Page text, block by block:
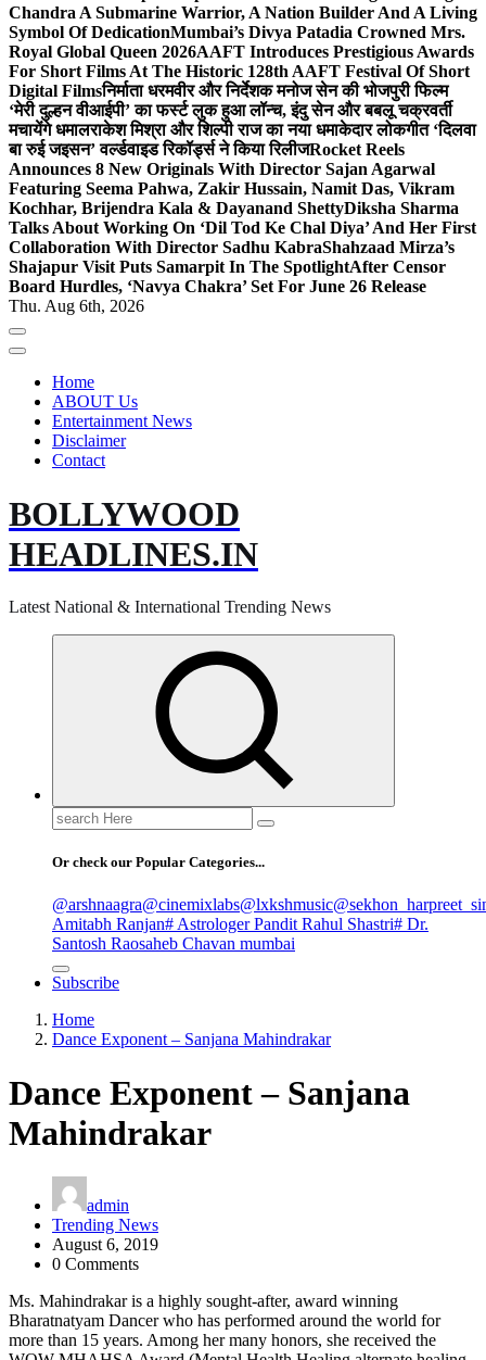
Chandra A Submarine Warrior, A Nation Builder And A Living
Symbol Of DedicationMumbai’s Divya Patadia Crowned Mrs.
Royal Global Queen 2026AAFT Introduces Prestigious Awards
For Short Films At The Historic 128th AAFT Festival Of Short
Digital Filmsनिर्माता धरमवीर और निर्देशक मनोज सेन की भोजपुरी फिल्म
‘मेरी दुल्हन वीआईपी’ का फर्स्ट लुक हुआ लॉन्च, इंदु सेन और बबलू चक्रवर्ती
मचायेंगे धमालराकेश मिश्रा और शिल्पी राज का नया धमाकेदार लोकगीत ‘दिलवा
बा रुई जइसन’ वर्ल्डवाइड रिकॉर्ड्स ने किया रिलीजRocket Reels
Announces 8 New Originals With Director Sajan Agarwal
Featuring Seema Pahwa, Zakir Hussain, Namit Das, Vikram
Kochhar, Brijendra Kala & Dayanand ShettyDiksha Sharma
Talks About Working On ‘Dil Tod Ke Chal Diya’ And Her First
Collaboration With Director Sadhu KabraShahzaad Mirza’s
Shajapur Visit Puts Samarpit In The SpotlightAfter Censor
Board Hurdles, ‘Navya Chakra’ Set For June 26 Release
Thu. Aug 6th, 2026
Home
ABOUT Us
Entertainment News
Disclaimer
Contact
BOLLYWOOD
HEADLINES.IN
Latest National & International Trending News
Search
for:
Or check our Popular Categories...
@arshnaagra@cinemixlabs@lxkshmusic
Amitabh Ranjan# Astrologer Pandit Rahul Shastri# Dr.
Santosh Raosaheb Chavan mumbai
Subscribe
Home
Dance Exponent – Sanjana Mahindrakar
Dance Exponent – Sanjana
Mahindrakar
admin
Trending News
August 6, 2019
0 Comments
Ms. Mahindrakar is a highly sought-after, award winning
Bharatnatyam Dancer who has performed around the world for
more than 15 years. Among her many honors, she received the